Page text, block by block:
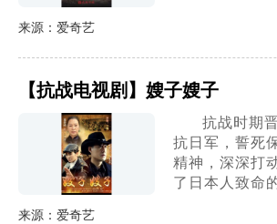
来源：爱奇艺
【抗战电视剧】嫂子嫂子
抗战时期
抗日军，誓死
精神，深深打
了日本人致命
来源：爱奇艺